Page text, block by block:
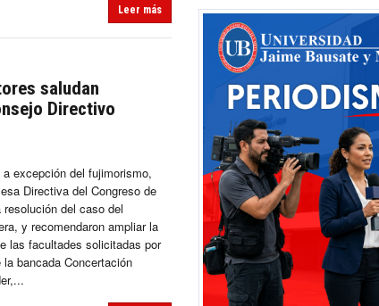
Leer más
saludan
Directivo
excepción del fujimorismo,
Directiva del Congreso de
del caso del
y recomendaron ampliar la
las facultades solicitadas por
bancada Concertación